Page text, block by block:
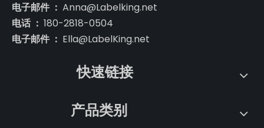
电子邮件 ： Anna@Labelking.net
电话 ： 180-2818-0504
电子邮件 ： Ella@LabelKing.net
快速链接
产品类别